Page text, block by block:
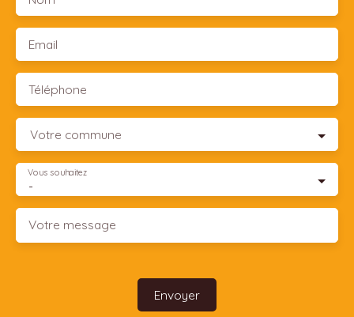
Email
Téléphone
Votre commune
-
Vous souhaitez
Votre message
Envoyer